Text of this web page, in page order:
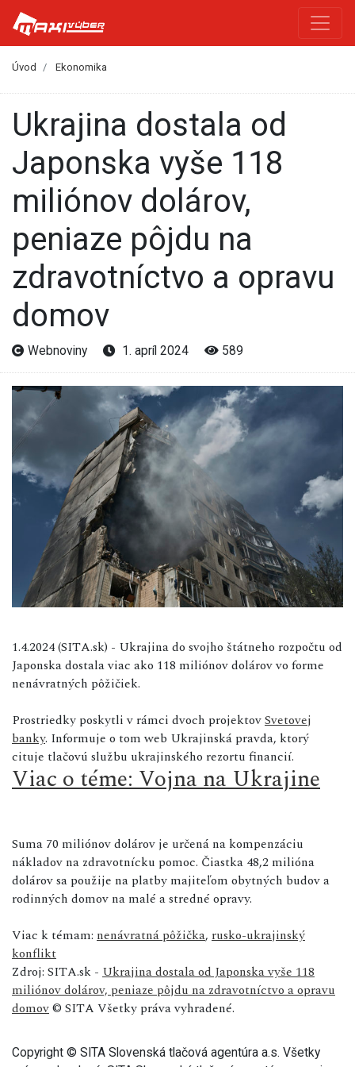
Úvod Ekonomika
Ukrajina dostala od
Japonska vyše 118
miliónov dolárov,
peniaze pôjdu na
zdravotníctvo a opravu
domov
Webnoviny 1. apríl 2024 589
1.4.2024 (SITA.sk) - Ukrajina do svojho štátneho rozpočtu od
Japonska dostala viac ako 118 miliónov dolárov vo forme
nenávratných pôžičiek.
Prostriedky poskytli v rámci dvoch projektovSvetovej
banky. Informuje o tom web Ukrajinská pravda, ktorý
cituje tlačovú službu ukrajinského rezortu financií.
Viac o téme: Vojna na Ukrajine
Suma 70 miliónov dolárov je určená na kompenzáciu
nákladov na zdravotnícku pomoc. Čiastka 48,2 milióna
dolárov sa použije na platby majiteľom obytných budov a
rodinných domov na malé a stredné opravy.
Viac k témam: nenávratná pôžička, rusko-ukrajinský
konflikt
Zdroj: SITA.sk - Ukrajina dostala od Japonska vyše 118
miliónov dolárov, peniaze pôjdu na zdravotníctvo a opravu
domov© SITA Všetky práva vyhradené.
Copyright © SITA Slovenská tlačová agentúra a.s. Všetky